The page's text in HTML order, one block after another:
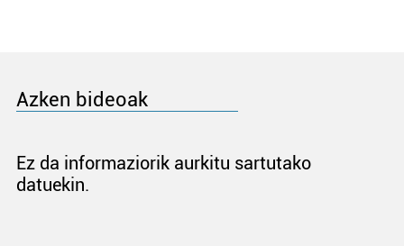
Azken bideoak
Ez da informaziorik aurkitu sartutako
datuekin.